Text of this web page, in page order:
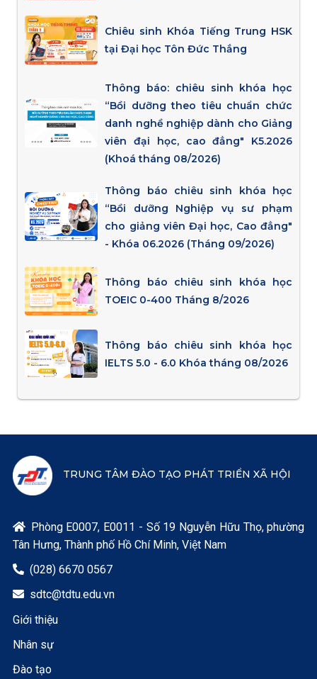
Chiêu sinh Khóa Tiếng Trung HSK
tại Đại học Tôn Đức Thắng
Thông báo: chiêu sinh khóa học
“Bồi dưỡng theo tiêu chuẩn chức
danh nghề nghiệp dành cho Giảng
viên đại học, cao đẳng" K5.2026
(Khoá tháng 08/2026)
Thông báo chiêu sinh khóa học
“Bồi dưỡng Nghiệp vụ sư phạm
cho giảng viên Đại học, Cao đẳng"
- Khóa 06.2026 (Tháng 09/2026)
Thông báo chiêu sinh khóa học
TOEIC 0-400 Tháng 8/2026
Thông báo chiêu sinh khóa học
IELTS 5.0 - 6.0 Khóa tháng 08/2026
TRUNG TÂM ĐÀO TẠO PHÁT TRIỂN XÃ HỘI

Phòng E0007, E0011 - Số 19 Nguyễn Hữu Thọ, phường
Tân Hưng, Thành phố Hồ Chí Minh, Việt Nam
 (028) 6670 0567
 sdtc@tdtu.edu.vn
Giới thiệu
Nhân sự
Đào tạo